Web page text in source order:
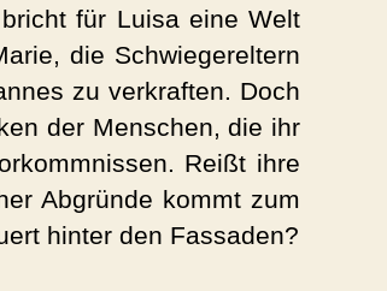
für Luisa eine Welt
die Schwiegereltern
zu verkraften. Doch
der Menschen, die ihr
Reißt ihre
Abgründe kommt zum
hinter den Fassaden?